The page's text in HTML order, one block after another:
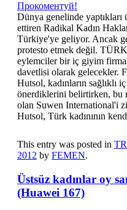
Прокоментуй!
Dünya genelinde yaptıkları
ettiren Radikal Kadın
Türkiye'ye geliyor. Ancak
protesto etmek değil.
eylemciler bir iç giyim
davetlisi olarak gelecekler.
Hutsol, kadınların sağlıklı
önerdiklerini belirtirken, bu
olan Suwen International'i
Hutsol, Türk kadınının
This entry was posted in TR
2012 by FEMEN.
Üstsüz kadınlar oy
(Huawei 167)